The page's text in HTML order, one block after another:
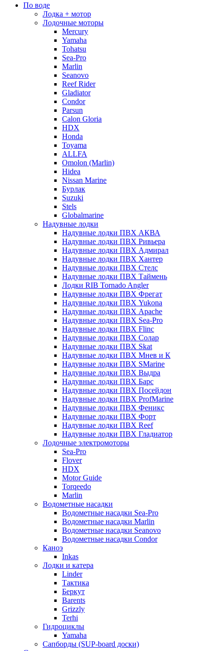
По воде
Лодка + мотор
Лодочные моторы
Mercury
Yamaha
Tohatsu
Sea-Pro
Marlin
Seanovo
Reef Rider
Gladiator
Condor
Parsun
Calon Gloria
HDX
Honda
Toyama
ALLFA
Omolon (Marlin)
Hidea
Nissan Marine
Бурлак
Suzuki
Stels
Globalmarine
Надувные лодки
Надувные лодки ПВХ АКВА
Надувные лодки ПВХ Ривьера
Надувные лодки ПВХ Адмирал
Надувные лодки ПВХ Хантер
Надувные лодки ПВХ Стелс
Надувные лодки ПВХ Таймень
Лодки RIB Tornado Angler
Надувные лодки ПВХ Фрегат
Надувные лодки ПВХ Yukona
Надувные лодки ПВХ Apache
Надувные лодки ПВХ Sea-Pro
Надувные лодки ПВХ Flinc
Надувные лодки ПВХ Солар
Надувные лодки ПВХ Skat
Надувные лодки ПВХ Мнев и К
Надувные лодки ПВХ SMarine
Надувные лодки ПВХ Выдра
Надувные лодки ПВХ Барс
Надувные лодки ПВХ Посейдон
Надувные лодки ПВХ ProfMarine
Надувные лодки ПВХ Феникс
Надувные лодки ПВХ Форт
Надувные лодки ПВХ Reef
Надувные лодки ПВХ Гладиатор
Лодочные электромоторы
Sea-Pro
Flover
HDX
Motor Guide
Torqeedo
Marlin
Водометные насадки
Водометные насадки Sea-Pro
Водометные насадки Marlin
Водометные насадки Seanovo
Водометные насадки Condor
Каноэ
Inkas
Лодки и катера
Linder
Тактика
Беркут
Barents
Grizzly
Terhi
Гидроциклы
Yamaha
Сапборды (SUP-board доски)